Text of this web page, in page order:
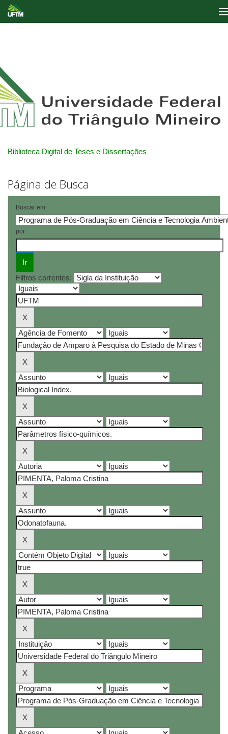
Biblioteca Digital de Teses e Dissertações
Página de Busca
Buscar em:
por
Filtros correntes: